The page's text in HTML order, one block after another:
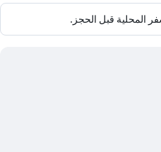
المحلية قبل الحجز.